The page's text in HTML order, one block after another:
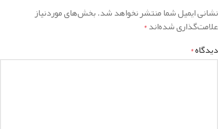
نشانی ایمیل شما منتشر نخواهد شد.بخش‌های موردنیاز
علامت‌گذاری شده‌اند*
دیدگاه*